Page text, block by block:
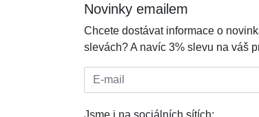
Novinky emailem
Chcete dostávat informace o
slevách? A navíc 3% slevu na váš
E-mail:
Jsme i na sociálních sítích: